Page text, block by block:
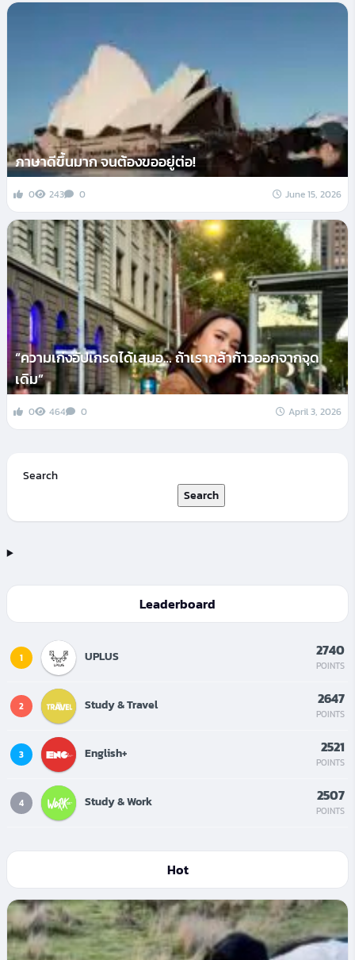
ภาษาดีขึ้นมาก จนต้องขออยู่ต่อ!
0 243 0 June 15, 2026
“ความเก่งอัปเกรดได้เสมอ… ถ้าเรากล้าก้าวออกจากจุด
เดิม”
0 464 0 April 3, 2026
Search
Search
Leaderboard
1 UPLUS 2740
POINTS
2 Study & Travel 2647
POINTS
3 English+ 2521
POINTS
4 Study & Work 2507
POINTS
Hot